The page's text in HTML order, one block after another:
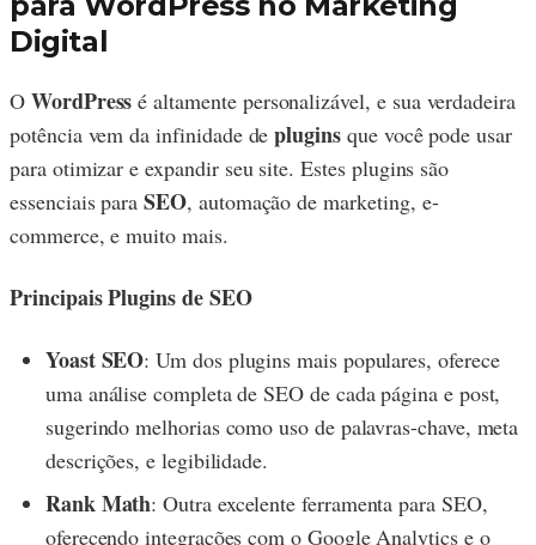
Digital
O WordPress é altamente personalizável, e sua verdadeira
potência vem da infinidade deplugins que você pode usar
para otimizar e expandir seu site. Estes plugins são
essenciais paraSEO, automação de marketing, e-
commerce, e muito mais.
Principais Plugins de SEO
Yoast SEO: Um dos plugins mais populares, oferece
uma análise completa de SEO de cada página e post,
sugerindo melhorias como uso de palavras-chave, meta
descrições, e legibilidade.
Rank Math: Outra excelente ferramenta para SEO,
oferecendo integrações com o Google Analytics e o